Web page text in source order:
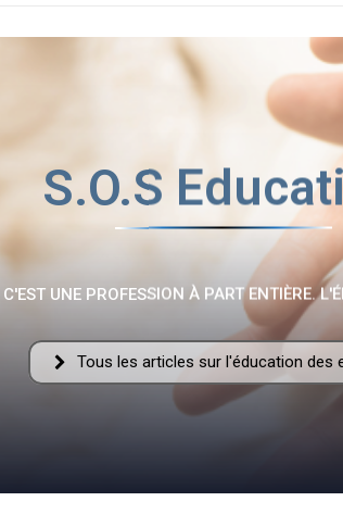
Flamme
Fraternelle
S.O.S
C'EST UNE PROFESSION À PART ENTIÈRE.
Tous les articles sur l'éducation des